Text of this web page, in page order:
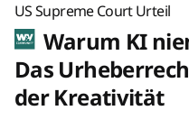
US Supreme Court Urteil
Warum KI
Das
der Kreativität